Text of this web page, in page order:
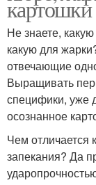
Не знаете,
какую для
отвечающие
Выращивать
специфики, уже
осознанное
Чем отличается
запекания? Да